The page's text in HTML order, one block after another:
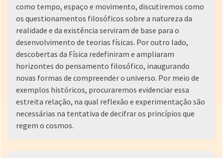
como tempo, espaço e movimento, discutiremos como
os questionamentos filosóficos sobre a natureza da
realidade e da existência serviram de base para o
desenvolvimento de teorias físicas. Por outro lado,
descobertas da Física redefiniram e ampliaram
horizontes do pensamento filosófico, inaugurando
novas formas de compreender o universo. Por meio de
exemplos históricos, procuraremos evidenciar essa
estreita relação, na qual reflexão e experimentação são
necessárias na tentativa de decifrar os princípios que
regem o cosmos.